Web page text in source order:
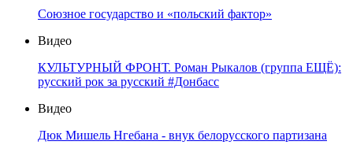
Союзное государство и «польский фактор»
Видео
КУЛЬТУРНЫЙ ФРОНТ. Роман Рыкалов (группа ЕЩЁ):
русский рок за русский #Донбасс
Видео
Дюк Мишель Нгебана - внук белорусского партизана